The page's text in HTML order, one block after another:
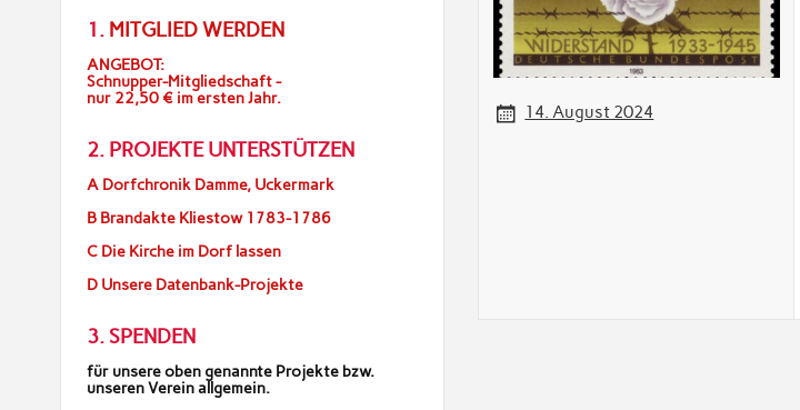
14. August 2024
1. MITGLIED WERDEN
ANGEBOT:
Schnupper-Mitgliedschaft -
nur 22,50 € im ersten Jahr.
2. PROJEKTE UNTERSTÜTZEN
A Dorfchronik Damme, Uckermark
B Brandakte Kliestow 1783-1786
C Die Kirche im Dorf lassen
D Unsere Datenbank-Projekte
3. SPENDEN
für unsere oben genannte Projekte bzw.
unseren Verein allgemein.